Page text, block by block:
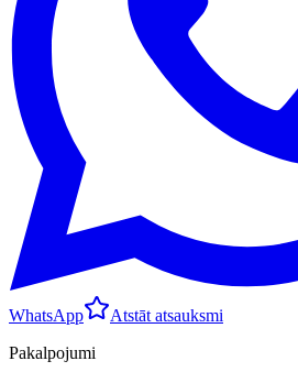
WhatsApp
Atstāt atsauksmi
Pakalpojumi